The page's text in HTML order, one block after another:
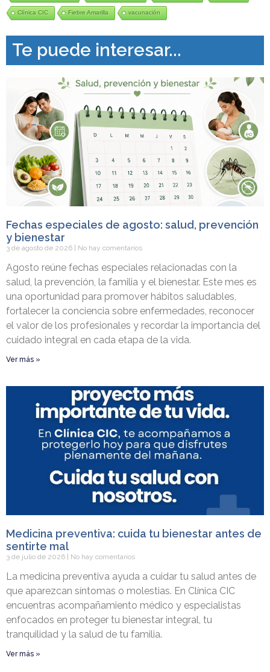
Clínica CIC Fiebre Amarilla vacunación
Te puede interesar...
Fechas especiales de agosto: salud, prevención
y bienestar
3 de agosto de 2026 No hay comentarios
Agosto reúne fechas especiales relacionadas con la
salud, la prevención, la familia y el bienestar. Este mes es
una oportunidad para promover hábitos saludables,
fortalecer la conciencia sobre enfermedades, reconocer
el valor de los profesionales y recordar la importancia del
cuidado integral en cada etapa de la vida.
Ver más »
Medicina preventiva: cuida tu bienestar antes de
sentirte mal
3 de julio de 2026 No hay comentarios
La medicina preventiva ayuda a cuidar tu salud antes de
que aparezcan síntomas o molestias. En Clínica CIC
encuentras acompañamiento médico y especialistas
enfocados en proteger tu bienestar integral, tu
tranquilidad y la salud de tu familia.
Ver más »